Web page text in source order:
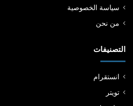
سياسة الخصوصية
من نحن
التصنيفات
انستقرام
تويتر